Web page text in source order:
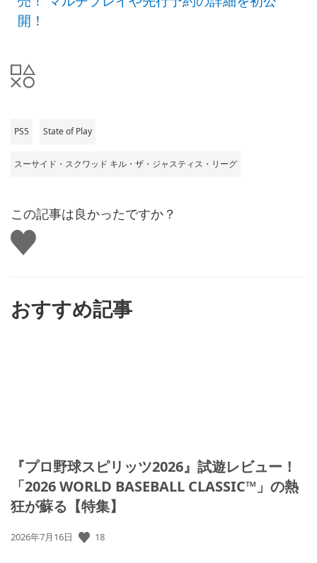
開！
PS5 State of Play
スーサイド・スクワッド キル・ザ・ジャスティス・リーグ
この記事は良かったですか？
い
い
おすすめ記事
『プロ野球スピリッツ2026』試遊レビュー！
「2026 WORLD BASEBALL CLASSIC™」の熱
狂が蘇る【特集】
公
2026年7月16日 18